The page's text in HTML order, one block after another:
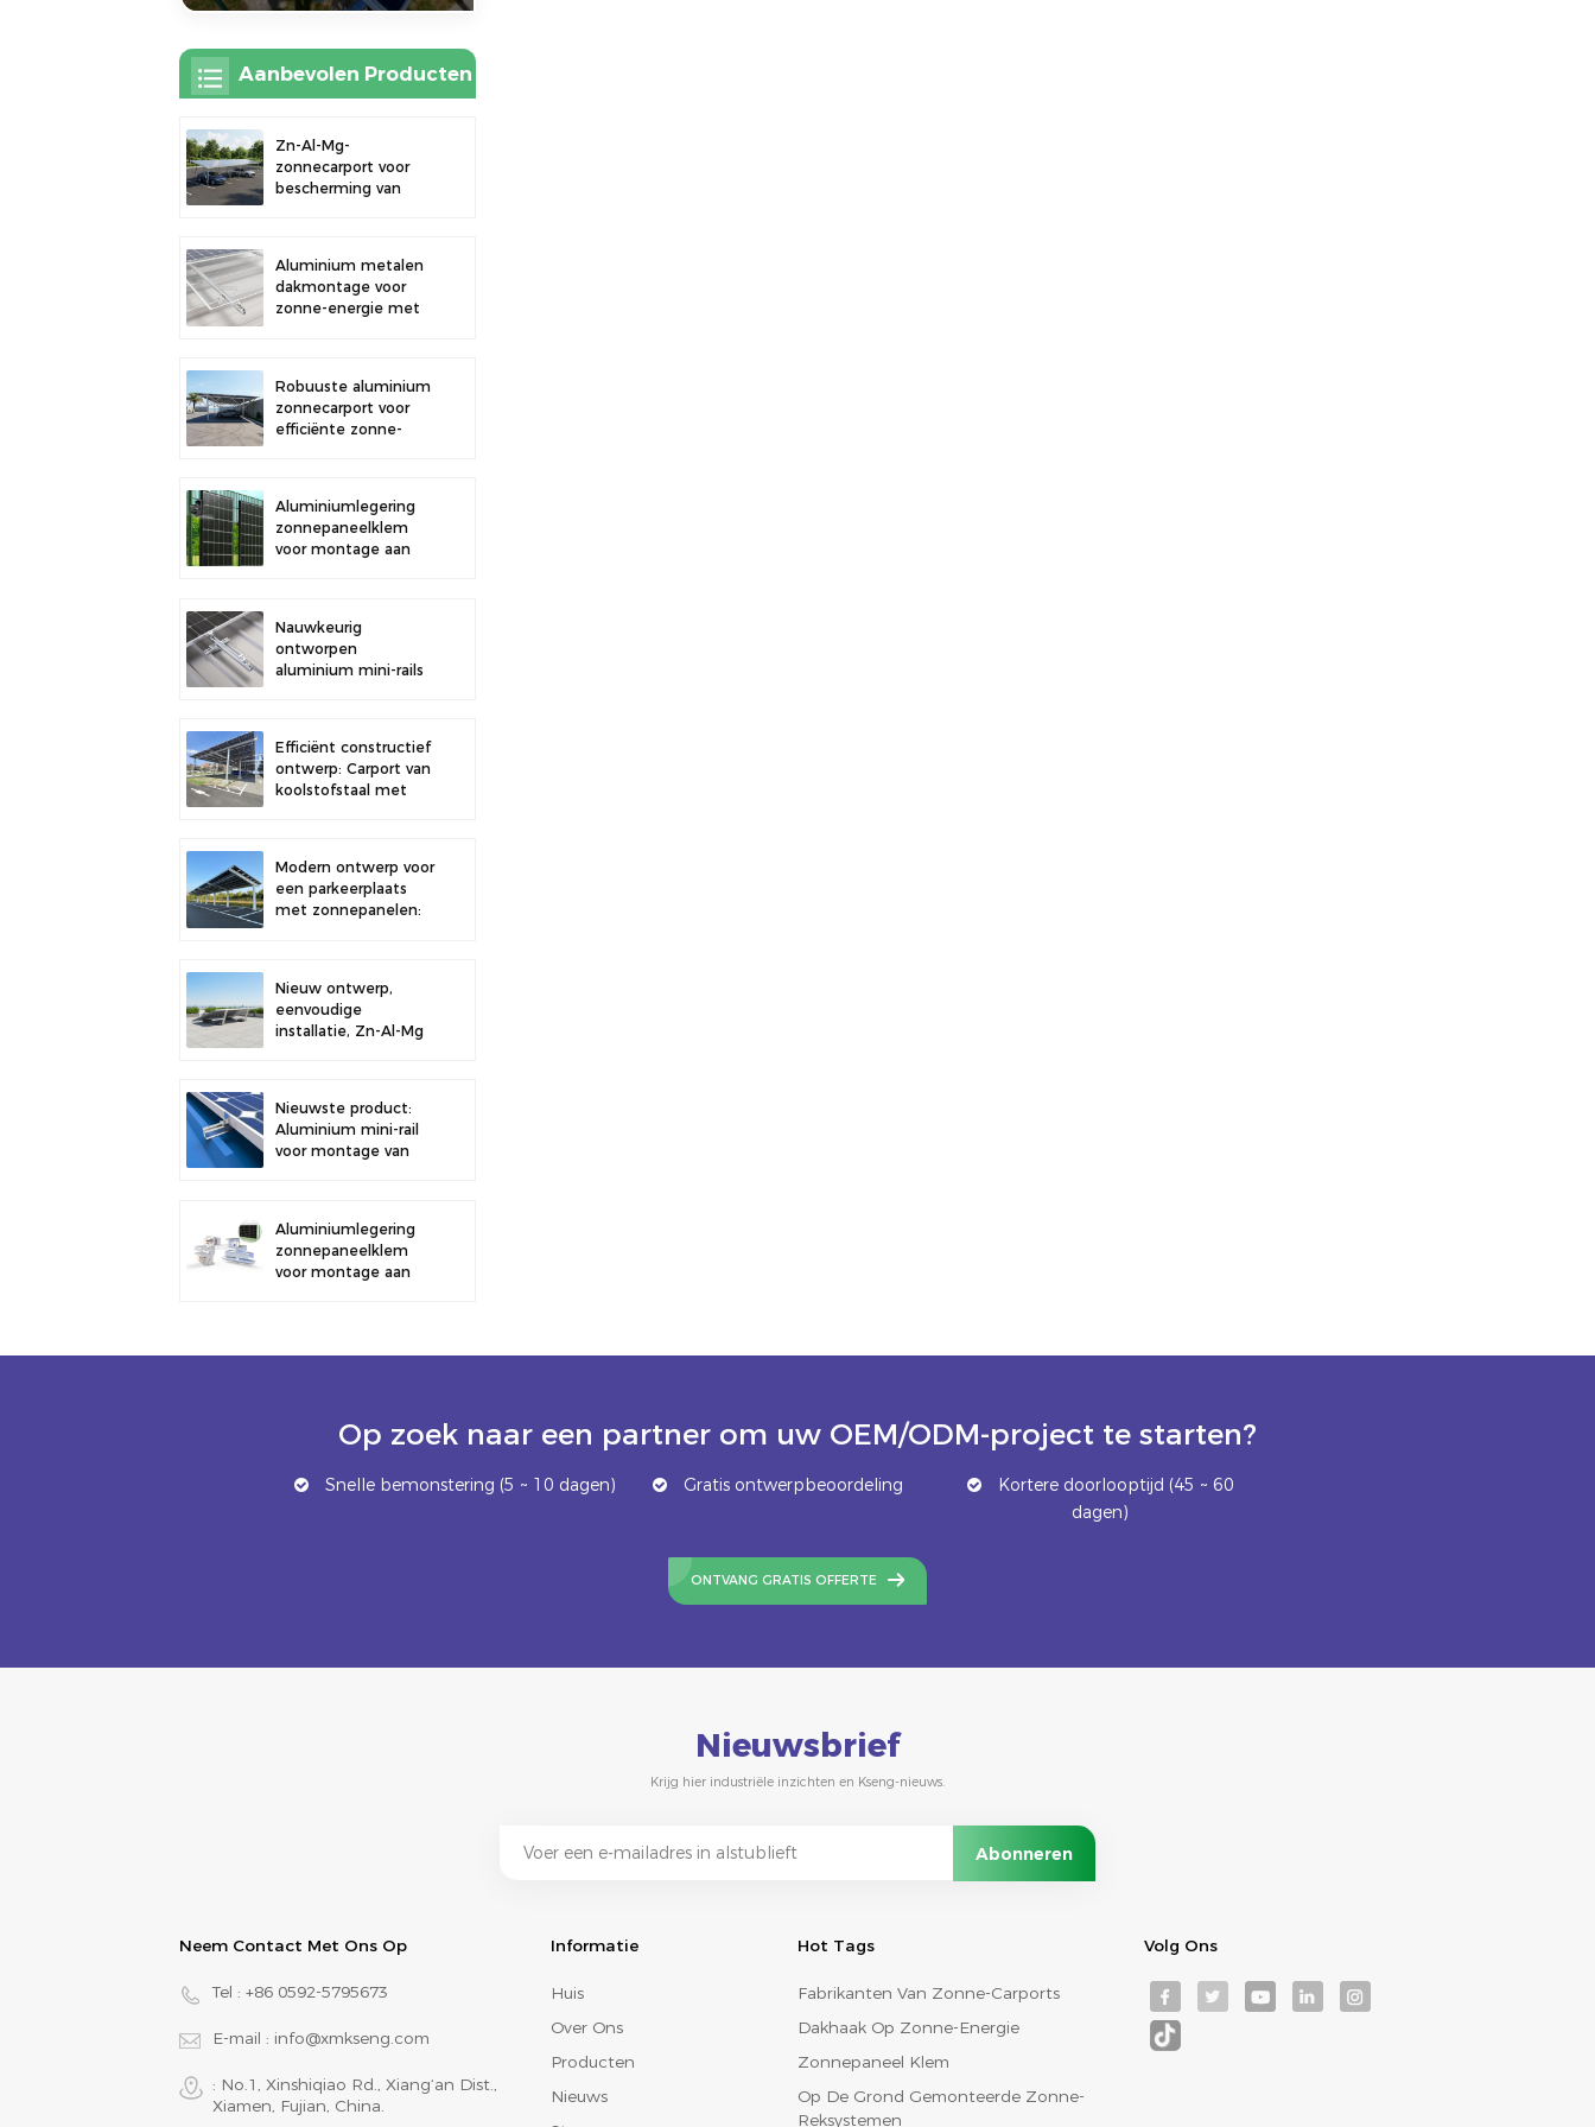
Aanbevolen Producten
Zn-Al-Mg-
zonnecarport voor
bescherming van
Aluminium metalen
dakmontage voor
zonne-energie met
Robuuste aluminium
zonnecarport voor
efficiënte zonne-
Aluminiumlegering
zonnepaneelklem
voor montage aan
Nauwkeurig
ontworpen
aluminium mini-rails
stabiliteit.
Efficiënt constructief
ontwerp: Carport van
koolstofstaal met
efficiëntie.
Modern ontwerp voor
een parkeerplaats
met zonnepanelen:
een
montagesysteem
voor zonnepanelen.
Nieuw ontwerp,
eenvoudige
installatie, Zn-Al-Mg
Nieuwste product:
Aluminium mini-rail
voor montage van
Aluminiumlegering
zonnepaneelklem
voor montage aan
Op zoek naar een partner om uw OEM/ODM-project te starten?
Snelle bemonstering (5 ~ 10 dagen) Gratis ontwerpbeoordeling
Kortere doorlooptijd (45 ~ 60
dagen)
ONTVANG GRATIS OFFERTE
Nieuwsbrief
Krijg hier industriële inzichten en Kseng-nieuws.
Neem Contact Met Ons Op
Tel : +86 0592-5795673
E-mail : info@xmkseng.com
: No.1, Xinshiqiao Rd., Xiang‘an Dist.,
Xiamen, Fujian, China.
Informatie
Huis
Over Ons
Producten
Nieuws
Hot Tags
Fabrikanten Van Zonne-Carports
Dakhaak Op Zonne-Energie
Zonnepaneel Klem
Op De Grond Gemonteerde Zonne-
Reksystemen
Volg Ons